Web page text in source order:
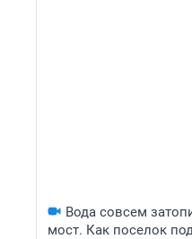
Вода совсем
мост. Как поселок